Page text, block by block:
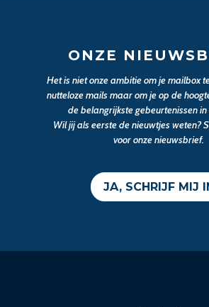
ONZE
Het is niet onze ambitie om je mailbox
nutteloze mails maar om je op de
de belangrijkste gebeurtenissen in
Wil jij als eerste de nieuwtjes weten?
voor onze nieuwsbrief.
JA, SCHRIJF MIJ